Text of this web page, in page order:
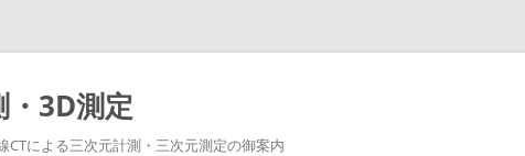
・3D測定
CTによる三次元計測・三次元測定の御案内